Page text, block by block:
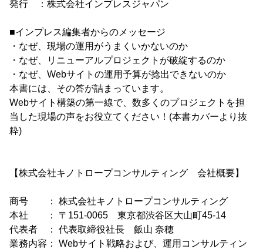
発行 ：株式会社インプレスジャパン
■インプレス編集者からのメッセージ
・なぜ、現場の運用がうまくいかないのか
・なぜ、リニューアルプロジェクトが破綻するのか
・なぜ、Webサイトの運用予算が捻出できないのか
本書には、その答が詰まっています。
Webサイト構築の第一線で、数多くのプロジェクトを担
当した現場の声をお役立てください！(本書カバーより抜
粋)
【株式会社キノトロープコンサルティング 会社概要】
商号 ： 株式会社キノトロープコンサルティング
本社 ： 〒151-0065 東京都渋谷区大山町45-14
代表者 ： 代表取締役社長 飯山 奈穂
業務内容： Webサイト戦略および、運用コンサルティン